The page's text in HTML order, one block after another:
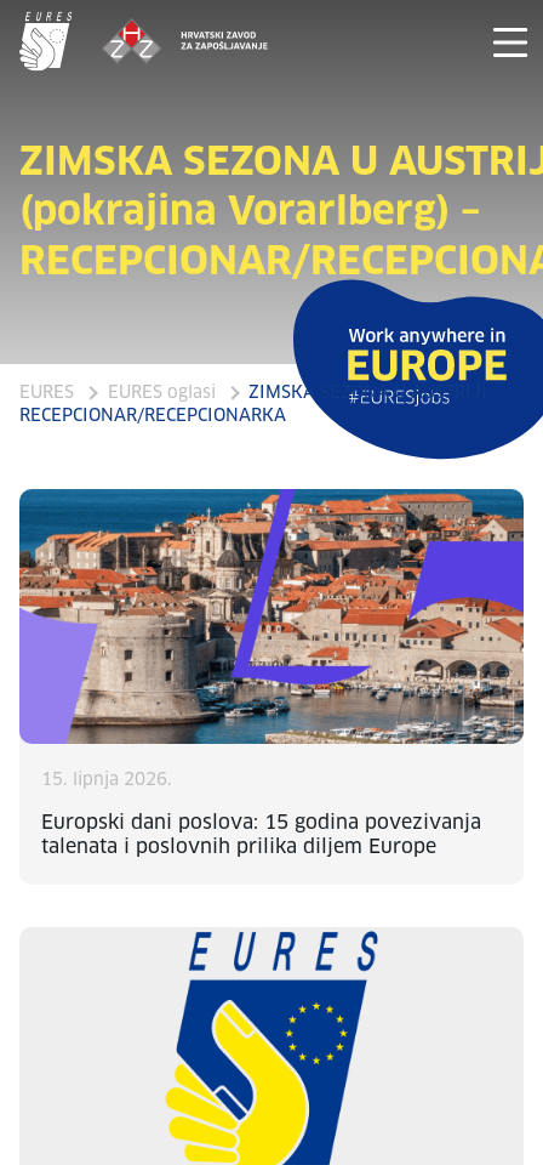
ZIMSKA SEZONA U
(pokrajina Vorarlberg) –
RECEPCIONAR/
EURES EURES oglasi
ZIMSKA SEZONA U AUSTRIJI -
RECEPCIONAR/RECEPCIONARKA
15. lipnja 2026.
Europski dani poslova: 15 godina povezivanja
talenata i poslovnih prilika diljem Europe